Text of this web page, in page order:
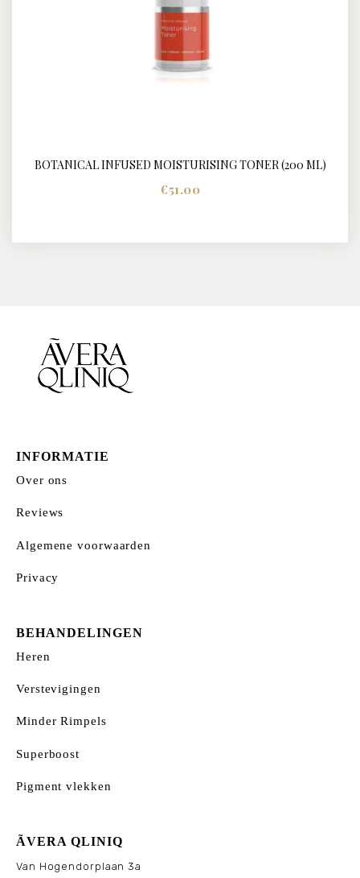
DETAILS
BOTANICAL INFUSED MOISTURISING TONER (200 ML)
€51.00
INFORMATIE
Over ons
Reviews
Algemene voorwaarden
Privacy
BEHANDELINGEN
Heren
Verstevigingen
Minder Rimpels
Superboost
Pigment vlekken
ÃVERA QLINIQ
Van Hogendorplaan 3a